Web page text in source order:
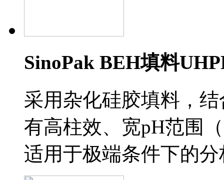
SinoPak BEH填料
采用杂化硅胶填料，
有高柱效、宽pH范围
适用于极端条件下的分